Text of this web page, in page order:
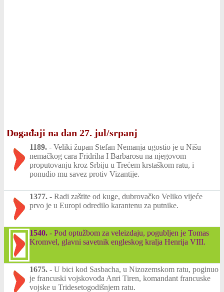
Događaji na dan 27. jul/srpanj
1189. - Veliki župan Stefan Nemanja ugostio je u Nišu
nemačkog cara Fridriha I Barbarosu na njegovom
proputovanju kroz Srbiju u Trećem krstaškom ratu, i
ponudio mu savez protiv Vizantije.
1377. - Radi zaštite od kuge, dubrovačko Veliko vijeće
prvo je u Europi odredilo karantenu za putnike.
1540. - Pod optužbom za veleizdaju, pogubljen je Tomas
Kromvel, glavni savetnik engleskog kralja Henrija VIII.
1675. - U bici kod Sasbacha, u Nizozemskom ratu, poginuo
je francuski vojskovođa Anri Tiren, komandant francuske
vojske u Tridesetogodišnjem ratu.